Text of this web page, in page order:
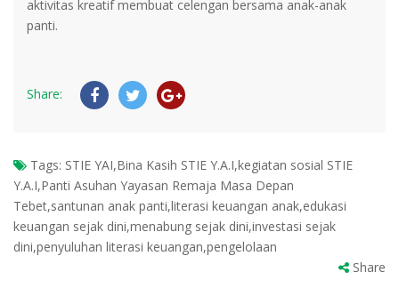
aktivitas kreatif membuat celengan bersama anak-anak
panti.
Share:
Tags: STIE YAI,Bina Kasih STIE Y.A.I,kegiatan sosial STIE
Y.A.I,Panti Asuhan Yayasan Remaja Masa Depan
Tebet,santunan anak panti,literasi keuangan anak,edukasi
keuangan sejak dini,menabung sejak dini,investasi sejak
dini,penyuluhan literasi keuangan,pengelolaan
Share